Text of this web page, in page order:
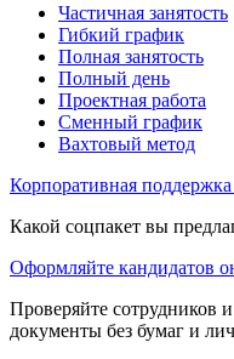
Частичная занятость
Гибкий график
Полная занятость
Полный день
Проектная работа
Сменный график
Вахтовый метод
Корпоративная поддержка
Какой соцпакет вы
Оформляйте кандидатов
Проверяйте сотрудников
документы без бумаг и